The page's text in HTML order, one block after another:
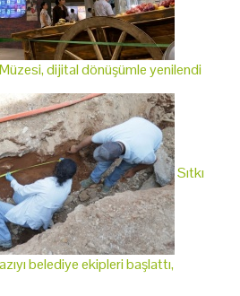
dijital dönüşümle yenilendi
Sıtkı
belediye ekipleri başlattı,